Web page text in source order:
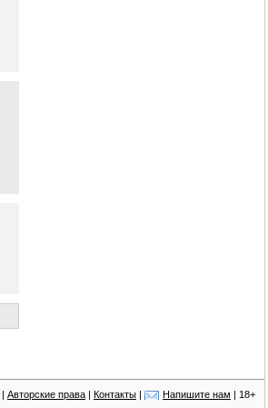
| Авторские права | Контакты | Напишите нам | 18+